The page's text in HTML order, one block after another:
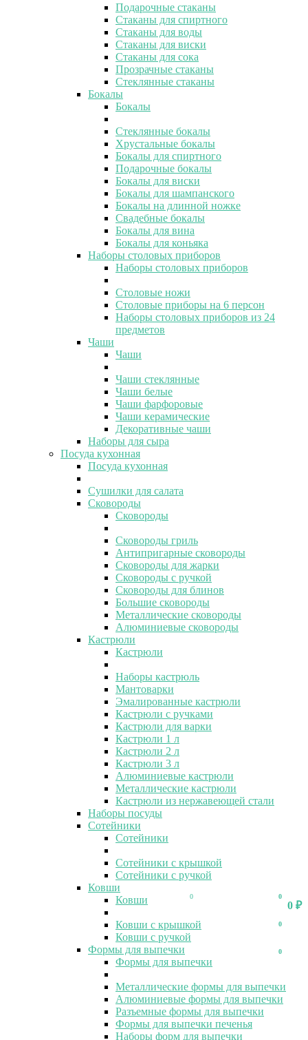
0
0 ₽
0
0
0
Подарочные стаканы
Стаканы для спиртного
Стаканы для воды
Стаканы для виски
Стаканы для сока
Прозрачные стаканы
Стеклянные стаканы
Бокалы
Бокалы
Стеклянные бокалы
Хрустальные бокалы
Бокалы для спиртного
Подарочные бокалы
Бокалы для виски
Бокалы для шампанского
Бокалы на длинной ножке
Свадебные бокалы
Бокалы для вина
Бокалы для коньяка
Наборы столовых приборов
Наборы столовых приборов
Столовые ножи
Столовые приборы на 6 персон
Наборы столовых приборов из 24
предметов
Чаши
Чаши
Чаши стеклянные
Чаши белые
Чаши фарфоровые
Чаши керамические
Декоративные чаши
Наборы для сыра
Посуда кухонная
Посуда кухонная
Сушилки для салата
Сковороды
Сковороды
Сковороды гриль
Антипригарные сковороды
Сковороды для жарки
Сковороды с ручкой
Сковороды для блинов
Большие сковороды
Металлические сковороды
Алюминиевые сковороды
Кастрюли
Кастрюли
Наборы кастрюль
Мантоварки
Эмалированные кастрюли
Кастрюли с ручками
Кастрюли для варки
Кастрюли 1 л
Кастрюли 2 л
Кастрюли 3 л
Алюминиевые кастрюли
Металлические кастрюли
Кастрюли из нержавеющей стали
Наборы посуды
Сотейники
Сотейники
Сотейники с крышкой
Сотейники с ручкой
Ковши
Ковши
Ковши с крышкой
Ковши с ручкой
Формы для выпечки
Формы для выпечки
Металлические формы для выпечки
Алюминиевые формы для выпечки
Разъемные формы для выпечки
Формы для выпечки печенья
Наборы форм для выпечки